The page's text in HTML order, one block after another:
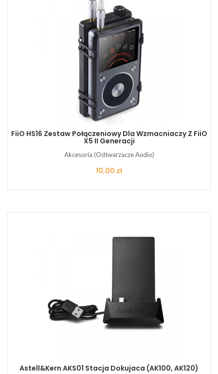
FiiO HS16 Zestaw Połączeniowy Dla Wzmacniaczy Z FiiO
X5 II Generacji
Akcesoria (Odtwarzacze Audio)
Cena
10,00 zł
Astell&Kern AKS01 Stacja Dokujaca (AK100, AK120)